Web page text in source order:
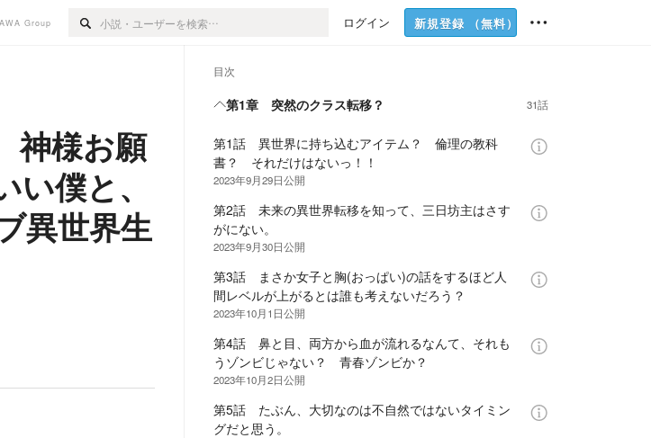
Group ログイン 新規登録 （無料）
様お願
僕と、
異世界生
目次
第1章 突然のクラス転移？ 31話
第1話 異世界に持ち込むアイテム？ 倫理の教科
書？ それだけはないっ！！
2023年9月29日公開
第2話 未来の異世界転移を知って、三日坊主はさす
がにない。
2023年9月30日公開
第3話 まさか女子と胸(おっぱい)の話をするほど人
間レベルが上がるとは誰も考えないだろう？
2023年10月1日公開
第4話 鼻と目、両方から血が流れるなんて、それも
うゾンビじゃない？ 青春ゾンビか？
2023年10月2日公開
第5話 たぶん、大切なのは不自然ではないタイミン
グだと思う。